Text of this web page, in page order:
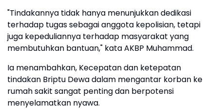
"Tindakannya tidak hanya menunjukkan dedikasi
terhadap tugas sebagai anggota kepolisian, tetapi
juga kepeduliannya terhadap masyarakat yang
membutuhkan bantuan," kata AKBP Muhammad.
Ia menambahkan, Kecepatan dan ketepatan
tindakan Briptu Dewa dalam mengantar korban ke
rumah sakit sangat penting dan berpotensi
menyelamatkan nyawa.